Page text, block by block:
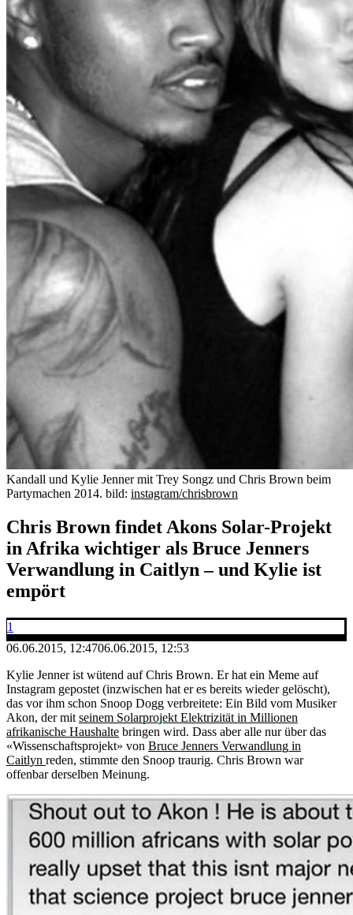
Kandall und Kylie Jenner mit Trey Songz und Chris Brown beim
Partymachen 2014. bild: instagram/chrisbrown
Chris Brown findet Akons Solar-Projekt
in Afrika wichtiger als Bruce Jenners
Verwandlung in Caitlyn – und Kylie ist
empört
1
06.06.2015, 12:4706.06.2015, 12:53
Kylie Jenner ist wütend auf Chris Brown. Er hat ein Meme auf
Instagram gepostet (inzwischen hat er es bereits wieder gelöscht),
das vor ihm schon Snoop Dogg verbreitete: Ein Bild vom Musiker
Akon, der mit seinem Solarprojekt Elektrizität in Millionen
afrikanische Haushalte bringen wird. Dass aber alle nur über das
«Wissenschaftsprojekt» von Bruce Jenners Verwandlung in
Caitlyn reden, stimmte den Snoop traurig. Chris Brown war
offenbar derselben Meinung.